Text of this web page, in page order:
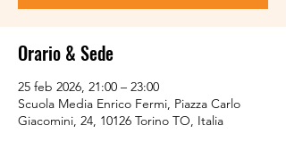
Orario & Sede
25 feb 2026, 21:00 – 23:00
Scuola Media Enrico Fermi, Piazza Carlo
Giacomini, 24, 10126 Torino TO, Italia